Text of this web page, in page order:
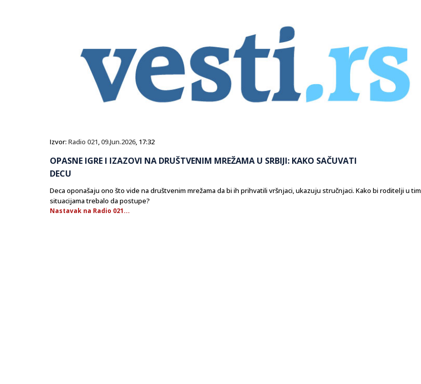
Izvor: Radio 021,09.Jun.2026, 17:32
OPASNE IGRE I IZAZOVI NA DRUŠTVENIM MREŽAMA U SRBIJI: KAKO SAČUVATI
DECU
Deca oponašaju ono što vide na društvenim mrežama da bi ih prihvatili vršnjaci, ukazuju stručnjaci. Kako bi roditelji u tim
situacijama trebalo da postupe?
Nastavak na Radio 021...